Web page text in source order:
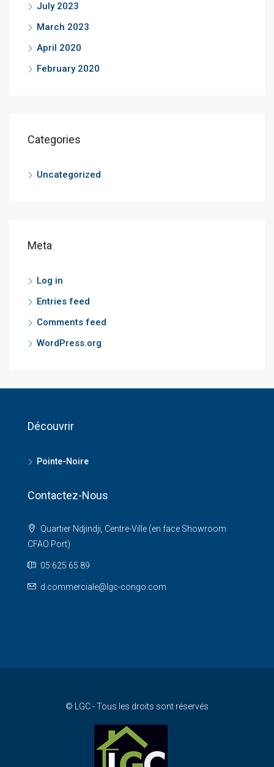
July 2023
March 2023
April 2020
February 2020
Categories
Uncategorized
Meta
Log in
Entries feed
Comments feed
WordPress.org
Découvrir
Pointe-Noire
Contactez-Nous
Quartier Ndjindji, Centre-Ville (en face Showroom
CFAO Port)
05 625 65 89
d.commerciale@lgc-congo.com
© LGC - Tous les droits sont réservés